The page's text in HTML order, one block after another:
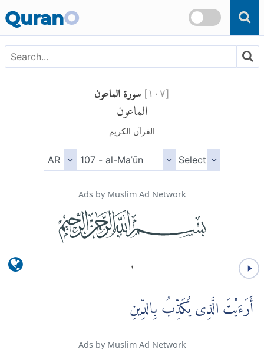
Skip to main content
QuranO
[١٠٧] سورة الماعون
الماعون
القرآن الكريم
Ads by Muslim Ad Network
١
أَرَءَيْتَ الَّذِى يُكَذِّبُ بِالدِّينِ
Ads by Muslim Ad Network